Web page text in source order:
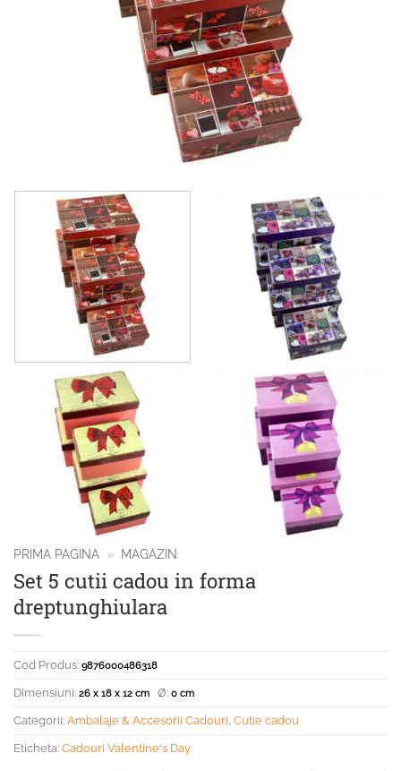
PRIMA PAGINA » MAGAZIN
Set 5 cutii cadou in forma
dreptunghiulara
Cod Produs: 9876000486318
Dimensiuni: 26 x 18 x 12 cm Ø: 0 cm
Categorii: Ambalaje & Accesorii Cadouri Cutie cadou
Eticheta: Cadouri Valentine's Day